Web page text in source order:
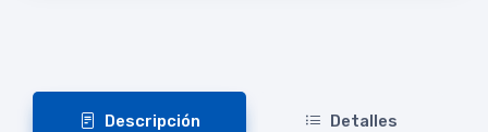
Descripción Detalles